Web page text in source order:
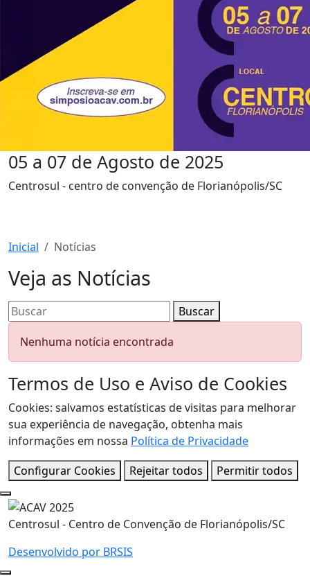
05 a 07 de Agosto de 2025
Centrosul - centro de convenção de Florianópolis/SC
Inicial Notícias
Veja as Notícias
Buscar
Nenhuma notícia encontrada
Termos de Uso e Aviso de Cookies
Cookies: salvamos estatísticas de visitas para melhorar
sua experiência de navegação, obtenha mais
informações em nossa Política de Privacidade
Configurar Cookies
Rejeitar todos Permitir todos
Centrosul - Centro de Convenção de Florianópolis/SC
Desenvolvido por BRSIS